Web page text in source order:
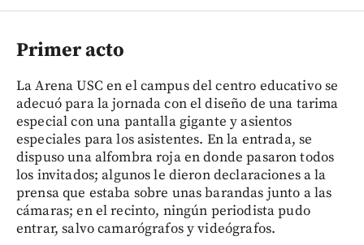
Primer acto
La Arena USC en el campus del centro educativo se
adecuó para la jornada con el diseño de una tarima
especial con una pantalla gigante y asientos
especiales para los asistentes. En la entrada, se
dispuso una alfombra roja en donde pasaron todos
los invitados; algunos le dieron declaraciones a la
prensa que estaba sobre unas barandas junto a las
cámaras; en el recinto, ningún periodista pudo
entrar, salvo camarógrafos y videógrafos.